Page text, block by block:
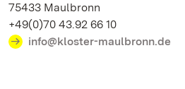
75433 Maulbronn
+49(0)70 43.92 66 10
info@kloster-maulbronn.de